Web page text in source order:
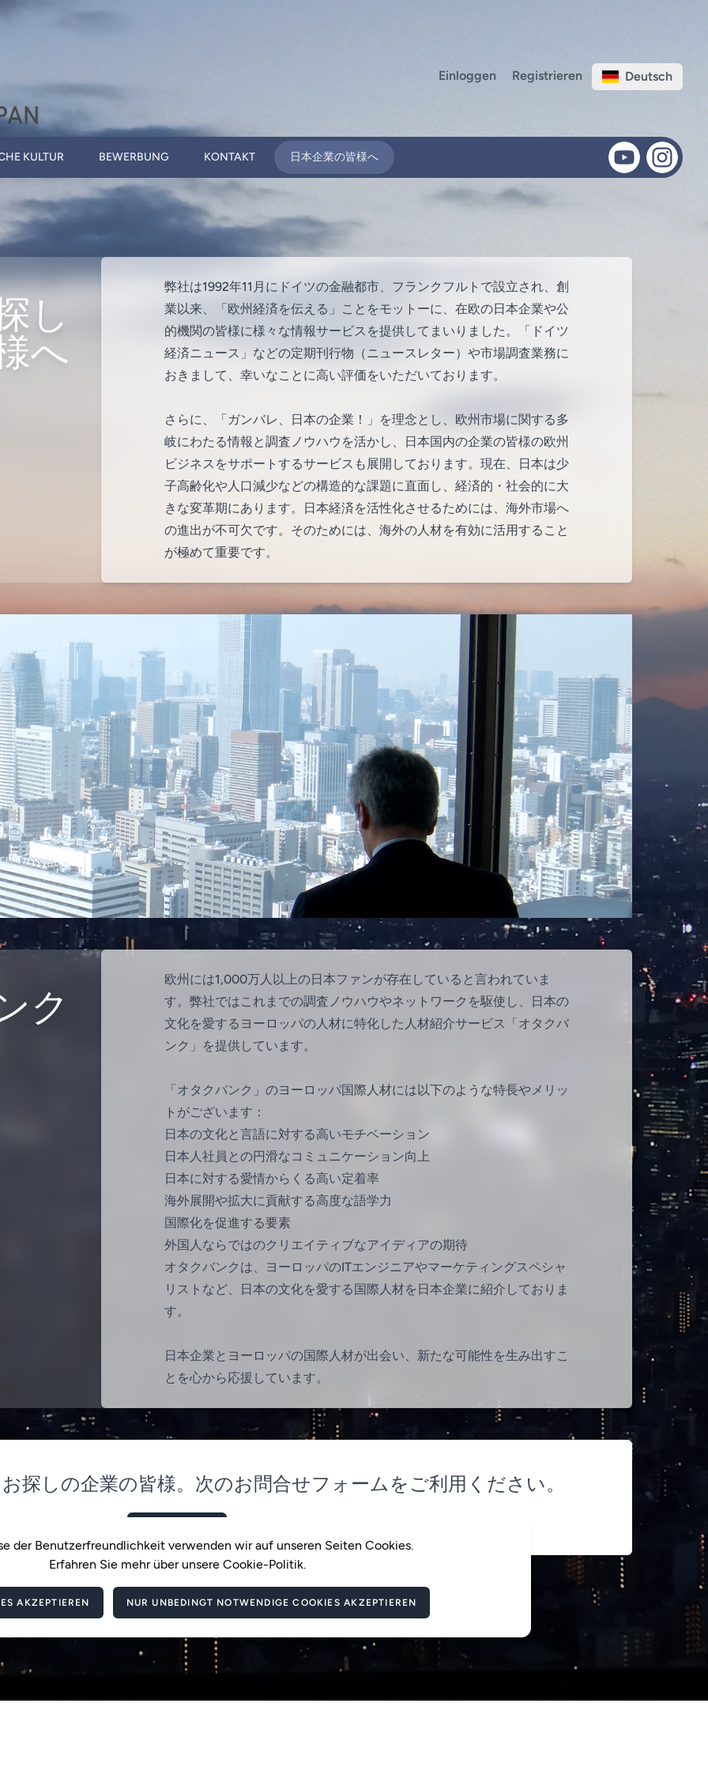
Einloggen Registrieren Deutsch
KULTUR BEWERBUNG KONTAKT 日本企業の皆様へ
弊社は1992年11月にドイツの金融都市、フランクフルトで設立され、創
業以来、「欧州経済を伝える」ことをモットーに、在欧の日本企業や公
的機関の皆様に様々な情報サービスを提供してまいりました。「ドイツ
経済ニュース」などの定期刊行物（ニュースレター）や市場調査業務に
おきまして、幸いなことに高い評価をいただいております。
さらに、「ガンバレ、日本の企業！」を理念とし、欧州市場に関する多
岐にわたる情報と調査ノウハウを活かし、日本国内の企業の皆様の欧州
ビジネスをサポートするサービスも展開しております。現在、日本は少
子高齢化や人口減少などの構造的な課題に直面し、経済的・社会的に大
きな変革期にあります。日本経済を活性化させるためには、海外市場へ
の進出が不可欠です。そのためには、海外の人材を有効に活用すること
が極めて重要です。
し
へ
欧州には1,000万人以上の日本ファンが存在していると言われていま
す。弊社ではこれまでの調査ノウハウやネットワークを駆使し、日本の
文化を愛するヨーロッパの人材に特化した人材紹介サービス「オタクバ
ンク」を提供しています。
「オタクバンク」のヨーロッパ国際人材には以下のような特長やメリッ
トがございます：
日本の文化と言語に対する高いモチベーション
日本人社員との円滑なコミュニケーション向上
日本に対する愛情からくる高い定着率
海外展開や拡大に貢献する高度な語学力
国際化を促進する要素
外国人ならではのクリエイティブなアイディアの期待
オタクバンクは、ヨーロッパのITエンジニアやマーケティングスペシャ
リストなど、日本の文化を愛する国際人材を日本企業に紹介しておりま
す。
日本企業とヨーロッパの国際人材が出会い、新たな可能性を生み出すこ
とを心から応援しています。
ク
探しの企業の皆様。次のお問合せフォームをご利用ください。
der Benutzerfreundlichkeit verwenden wir auf unseren Seiten Cookies.
Erfahren Sie mehr über unsere Cookie-Politik.
AKZEPTIEREN NUR UNBEDINGT NOTWENDIGE COOKIES AKZEPTIEREN